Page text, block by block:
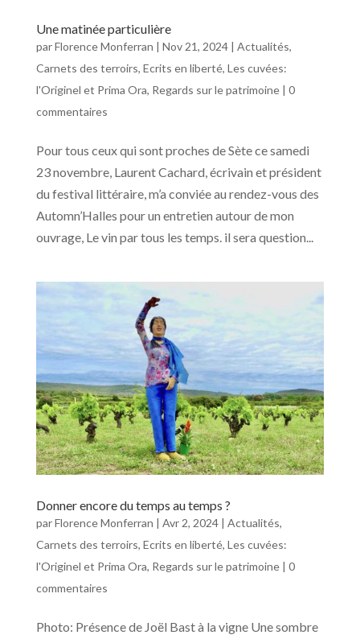
Une matinée particulière
parFlorence Monferran | Nov 21, 2024| Actualités,
Carnets des terroirs, Ecrits en liberté, Les cuvées:
l'Originel et Prima Ora, Regards sur le patrimoine| 0
commentaires
Pour tous ceux qui sont proches de Sète ce samedi
23 novembre, Laurent Cachard, écrivain et président
du festival littéraire, m’a conviée au rendez-vous des
Automn’Halles pour un entretien autour de mon
ouvrage, Le vin par tous les temps. il sera question...
Donner encore du temps au temps ?
parFlorence Monferran | Avr 2, 2024| Actualités,
Carnets des terroirs, Ecrits en liberté, Les cuvées:
l'Originel et Prima Ora, Regards sur le patrimoine| 0
commentaires
Photo: Présence de Joël Bast à la vigne Une sombre